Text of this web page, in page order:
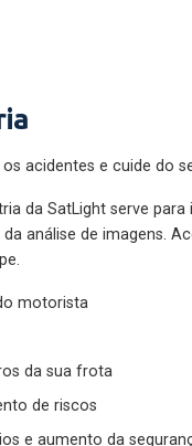
os acidentes e cuide do
da SatLight serve
análise de imagens.
motorista
da sua frota
de riscos
e aumento da